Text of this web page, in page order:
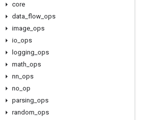
core
data flow ops
image ops
io ops
logging ops
math ops
nn ops
no op
parsing ops
random ops